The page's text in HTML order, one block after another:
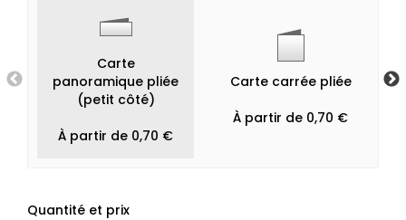
Carte
panoramique pliée
(petit côté)
À partir de 0,70 €
Carte carrée pliée
À partir de 0,70 €
Quantité et prix